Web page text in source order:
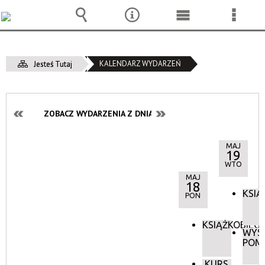
Jesteś Tutaj KALENDARZ WYDARZEŃ
ZOBACZ WYDARZENIA Z DNIA:
MAJ
18
PON
KSIĄŻKOBIEG
MAJ
19
WTO
Wyszukiwarka
NarzędziaMenu
Menu